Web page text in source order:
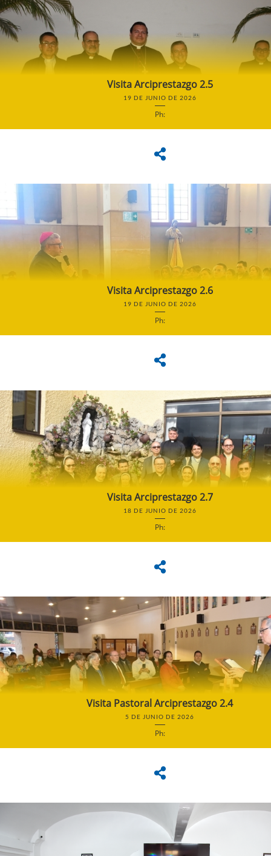
Visita Arciprestazgo 2.5
19 DE JUNIO DE 2026
Ph:
Visita Arciprestazgo 2.6
19 DE JUNIO DE 2026
Ph:
Visita Arciprestazgo 2.7
18 DE JUNIO DE 2026
Ph:
Visita Pastoral Arciprestazgo 2.4
5 DE JUNIO DE 2026
Ph: